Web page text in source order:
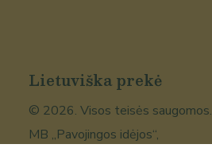
Lietuviška prekė
© 2026. Visos teisės saugomos.
MB „Pavojingos idėjos“,